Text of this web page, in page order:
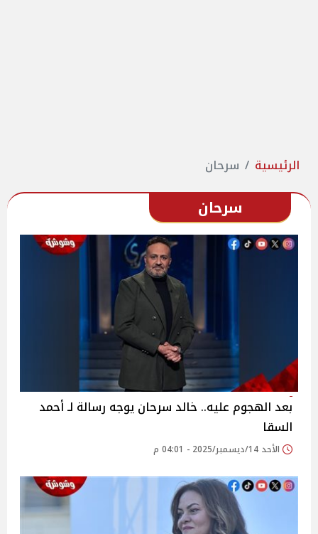
الرئيسية سرحان
سرحان
بعد الهجوم عليه.. خالد سرحان يوجه رسالة لـ أحمد
السقا
الأحد 14/ديسمبر/2025 - 04:01 م